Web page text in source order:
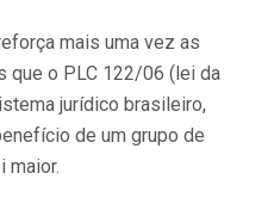
mais uma vez as
que o PLC 122/06 (lei da
jurídico brasileiro,
de um grupo de
maior.